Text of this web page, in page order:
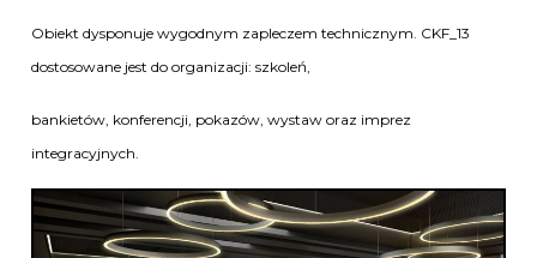
Obiekt dysponuje wygodnym zapleczem technicznym. CKF_13
dostosowane jest do organizacji: szkoleń,
bankietów, konferencji, pokazów, wystaw oraz imprez
integracyjnych.